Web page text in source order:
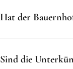
Hat der
Sind die